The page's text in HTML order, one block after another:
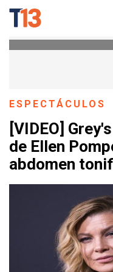
ESPECTÁCULOS
[VIDEO]
de Ellen
abdomen